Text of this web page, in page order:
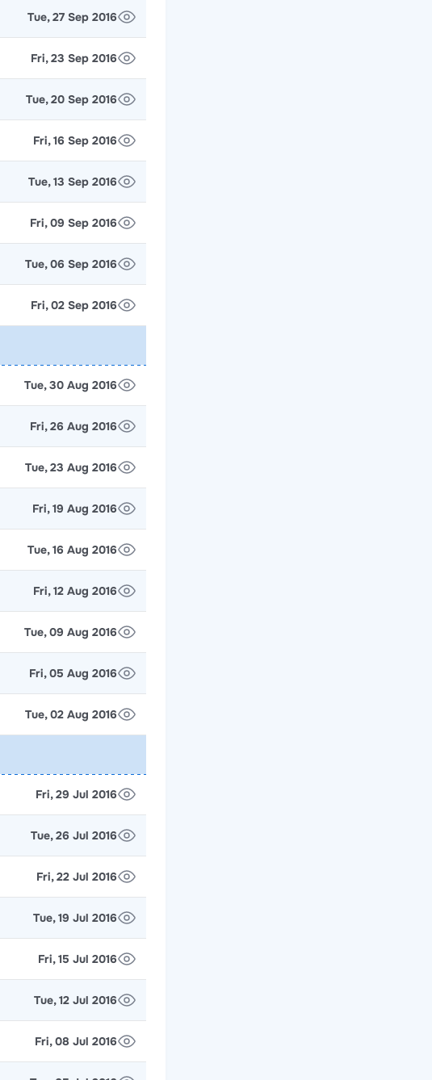
Tue, 27 Sep 2016
Fri, 23 Sep 2016
Tue, 20 Sep 2016
Fri, 16 Sep 2016
Tue, 13 Sep 2016
Fri, 09 Sep 2016
Tue, 06 Sep 2016
Fri, 02 Sep 2016
Tue, 30 Aug 2016
Fri, 26 Aug 2016
Tue, 23 Aug 2016
Fri, 19 Aug 2016
Tue, 16 Aug 2016
Fri, 12 Aug 2016
Tue, 09 Aug 2016
Fri, 05 Aug 2016
Tue, 02 Aug 2016
Fri, 29 Jul 2016
Tue, 26 Jul 2016
Fri, 22 Jul 2016
Tue, 19 Jul 2016
Fri, 15 Jul 2016
Tue, 12 Jul 2016
Fri, 08 Jul 2016